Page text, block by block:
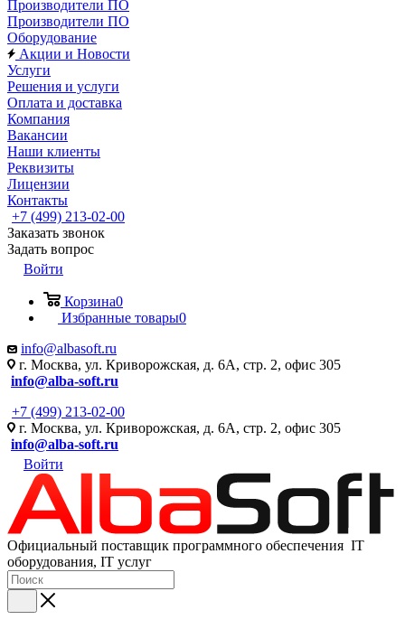
Производители ПО
Производители ПО
Оборудование
Акции и Новости
Услуги
Решения и услуги
Оплата и доставка
Компания
Вакансии
Наши клиенты
Реквизиты
Лицензии
Контакты
+7 (499) 213-02-00
Заказать звонок
Задать вопрос
Войти
Корзина0
Избранные товары0
info@albasoft.ru
г. Москва, ул. Криворожская, д. 6А, стр. 2, офис 305
info@alba-soft.ru
+7 (499) 213-02-00
г. Москва, ул. Криворожская, д. 6А, стр. 2, офис 305
info@alba-soft.ru
Войти
Официальный поставщик программного обеспечения IT
оборудования, IT услуг